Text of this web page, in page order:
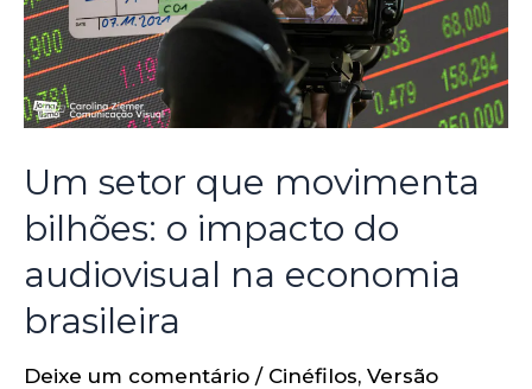
Um setor que movimenta
bilhões: o impacto do
audiovisual na economia
brasileira
Deixe um comentário / Cinéfilos, Versão